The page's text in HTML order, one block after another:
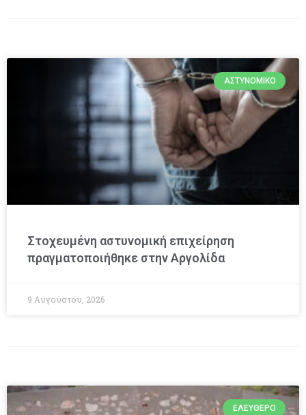
ΑΣΤΥΝΟΜΙΚΌ
Στοχευμένη αστυνομική επιχείρηση
πραγματοποιήθηκε στην Αργολίδα
9 Αυγούστου, 2026
ΕΛΕΎΘΕΡΟ